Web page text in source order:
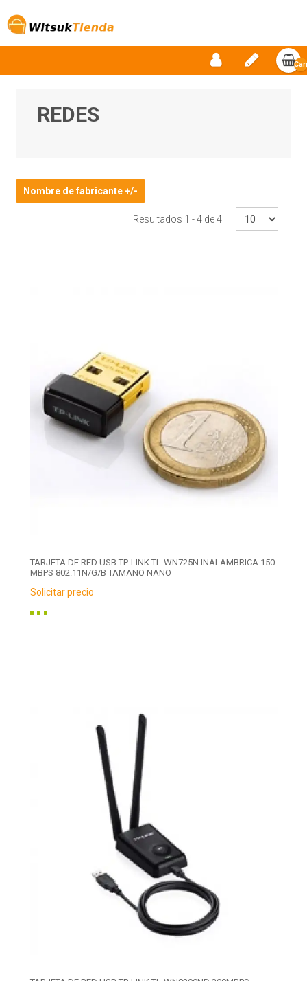
REDES
Nombre de fabricante +/-
Resultados 1 - 4 de 4
TARJETA DE RED USB TP-LINK TL-WN725N INALAMBRICA 150
MBPS 802.11N/G/B TAMANO NANO
Solicitar precio